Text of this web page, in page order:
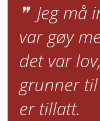
Jeg må
var gøy
det var
grunner
er tillatt.